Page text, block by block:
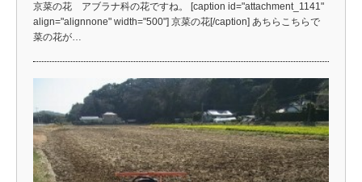
京菜の花 アブラナ科の花ですね。 [caption id="attachment_1141"
align="alignnone" width="500"] 京菜の花[/caption] あちらこちらで
菜の花が…